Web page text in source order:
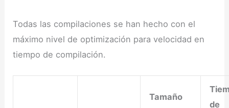
Todas las compilaciones se han hecho con el
máximo nivel de optimización para velocidad en
tiempo de compilación.
Tamaño
de